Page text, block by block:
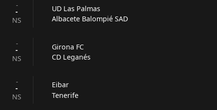
-
-
NS
UD Las Palmas
Albacete Balompié SAD
-
-
NS
Girona FC
CD Leganés
-
-
NS
Eibar
Tenerife